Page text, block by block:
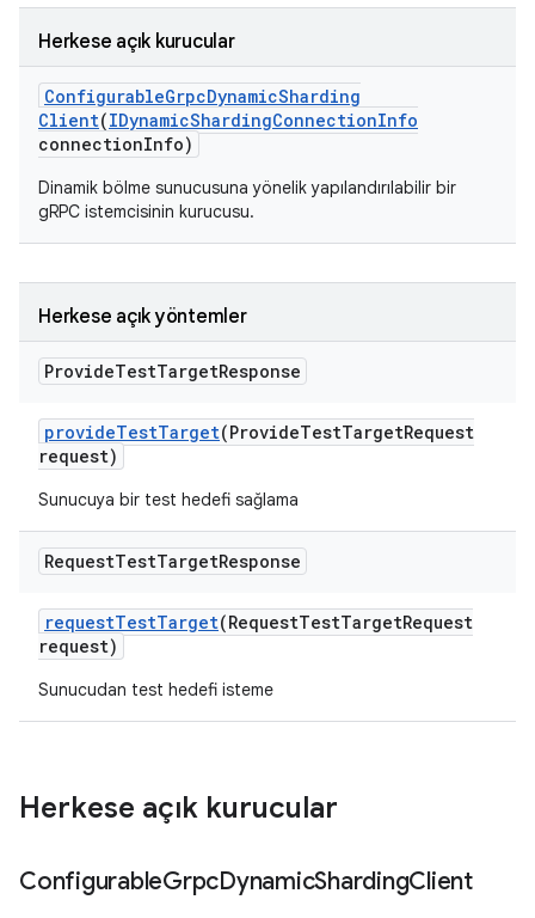
Herkese açık kurucular
ConfigurableGrpcDynamicSharding
Client(IDynamicShardingConnectionInfo
connectionInfo)
Dinamik bölme sunucusuna yönelik yapılandırılabilir bir
gRPC istemcisinin kurucusu.
Herkese açık yöntemler
ProvideTestTargetResponse
provideTestTarget(ProvideTestTargetRequest
request)
Sunucuya bir test hedefi sağlama
RequestTestTargetResponse
requestTestTarget(RequestTestTargetRequest
request)
Sunucudan test hedefi isteme
Herkese açık kurucular
ConfigurableGrpcDynamicShardingClient